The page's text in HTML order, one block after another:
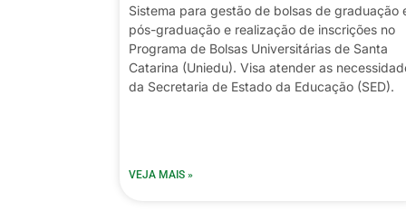
Sistema para gestão de bolsas de graduação
pós-graduação e realização de inscrições no
Programa de Bolsas Universitárias de Santa
Catarina (Uniedu). Visa atender as
da Secretaria de Estado da Educação (SED).
VEJA MAIS »